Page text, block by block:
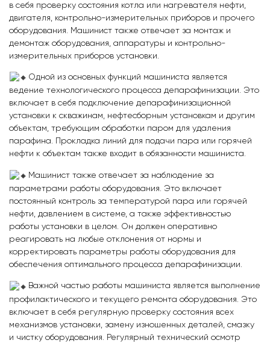
в себя проверку состояния котла или нагревателя нефти,
двигателя, контрольно-измерительных приборов и прочего
оборудования. Машинист также отвечает за монтаж и
демонтаж оборудования, аппаратуры и контрольно-
измерительных приборов установки.
Одной из основных функций машиниста является
ведение технологического процесса депарафинизации. Это
включает в себя подключение депарафинизационной
установки к скважинам, нефтесборным установкам и другим
объектам, требующим обработки паром для удаления
парафина. Прокладка линий для подачи пара или горячей
нефти к объектам также входит в обязанности машиниста.
Машинист также отвечает за наблюдение за
параметрами работы оборудования. Это включает
постоянный контроль за температурой пара или горячей
нефти, давлением в системе, а также эффективностью
работы установки в целом. Он должен оперативно
реагировать на любые отклонения от нормы и
корректировать параметры работы оборудования для
обеспечения оптимального процесса депарафинизации.
Важной частью работы машиниста является выполнение
профилактического и текущего ремонта оборудования. Это
включает в себя регулярную проверку состояния всех
механизмов установки, замену изношенных деталей, смазку
и чистку оборудования. Регулярный технический осмотр